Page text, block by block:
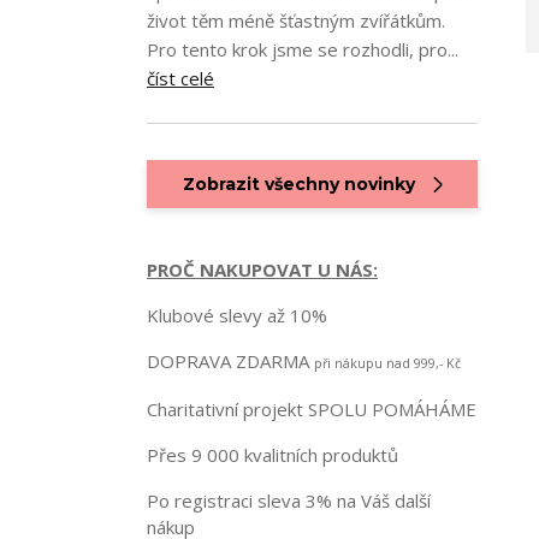
život těm méně šťastným zvířátkům.
Pro tento krok jsme se rozhodli, pro...
číst celé
Zobrazit všechny novinky
PROČ NAKUPOVAT U NÁS:
Klubové slevy až 10%
DOPRAVA ZDARMA při nákupu nad 999,- Kč
Charitativní projekt SPOLU POMÁHÁME
Přes 9 000 kvalitních produktů
Po registraci sleva 3% na Váš další
nákup